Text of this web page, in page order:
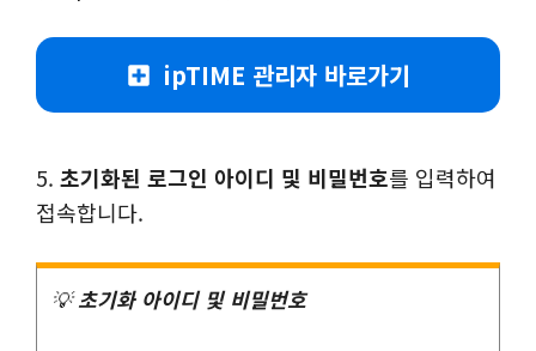
ipTIME 관리자 바로가기
5. 초기화된 로그인 아이디 및 비밀번호를 입력하여
접속합니다.
💡초기화 아이디 및 비밀번호